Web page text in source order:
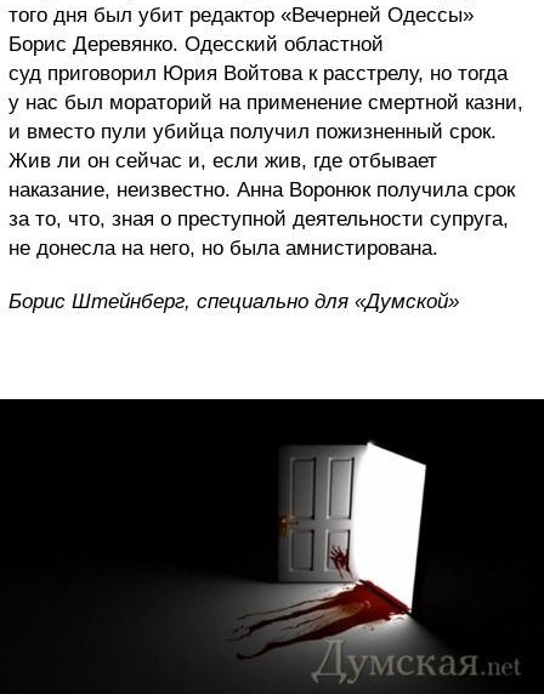
того дня был убит редактор «Вечерней Одессы»
Борис Деревянко. Одесский областной
суд приговорил Юрия Войтова к расстрелу, но тогда
у нас был мораторий на применение смертной казни,
и вместо пули убийца получил пожизненный срок.
Жив ли он сейчас и, если жив, где отбывает
наказание, неизвестно. Анна Воронюк получила срок
за то, что, зная о преступной деятельности супруга,
не донесла на него, но была амнистирована.
Борис Штейнберг, специально для «Думской»